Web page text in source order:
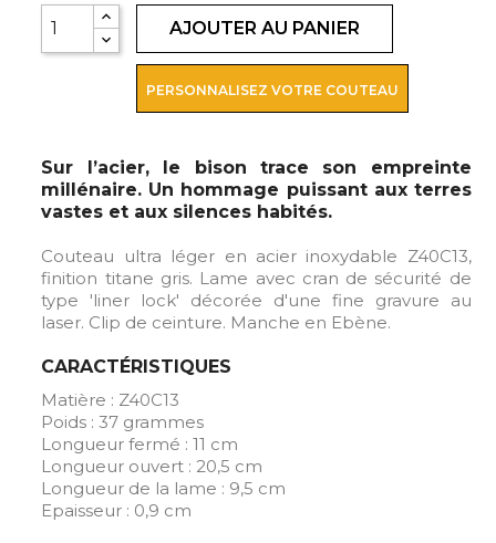
AJOUTER AU PANIER
PERSONNALISEZ VOTRE COUTEAU
Sur l’acier, le bison trace son empreinte
millénaire. Un hommage puissant aux terres
vastes et aux silences habités.
Couteau ultra léger en acier inoxydable Z40C13,
finition titane gris. Lame avec cran de sécurité de
type 'liner lock' décorée d'une fine gravure au
laser. Clip de ceinture. Manche en Ebène.
CARACTÉRISTIQUES
Matière : Z40C13
Poids : 37 grammes
Longueur fermé : 11 cm
Longueur ouvert : 20,5 cm
Longueur de la lame : 9,5 cm
Epaisseur : 0,9 cm